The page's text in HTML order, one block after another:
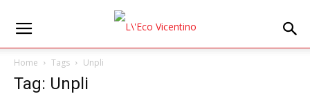
Home Tags Unpli
Tag: Unpli